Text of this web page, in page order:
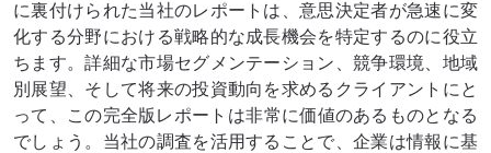
に裏付けられた当社のレポートは、意思決定者が急速に変
化する分野における戦略的な成長機会を特定するのに役立
ちます。詳細な市場セグメンテーション、競争環境、地域
別展望、そして将来の投資動向を求めるクライアントにと
って、この完全版レポートは非​​常に価値のあるものとなる
でしょう。当社の調査を活用することで、企業は情報に基